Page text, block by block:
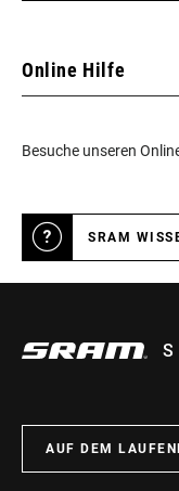
Online Hilfe
Besuche unseren
SRAM
AUF DEM